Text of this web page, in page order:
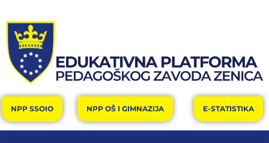
NPP SSOIO NPP OŠ I GIMNAZIJA E-STATISTIKA